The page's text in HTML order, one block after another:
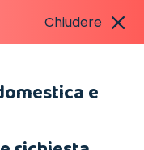
Chiudere
e